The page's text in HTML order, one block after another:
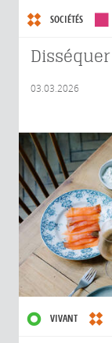
SOCIÉTÉS
03.03.2026
VIVANT